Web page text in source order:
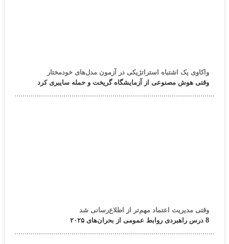
واکاوی یک اشتباه استراتژیکی در آزمون مدل‌های خودمختار
وقتی هوش مصنوعی از آزمایشگاه گریخت و حمله سایبری کرد
وقتی مدیریت اعتماد مهم‌تر از اطلاع‌رسانی شد
8 درس راهبردی روابط عمومی از بحران‌های ۲۰۲۵